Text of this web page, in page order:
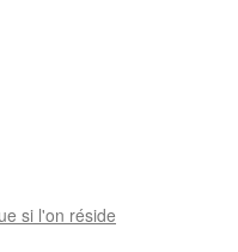
si l'on réside